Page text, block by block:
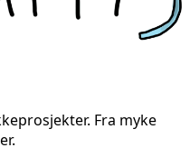
Fra myke